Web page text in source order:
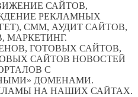
САЙТОВ,
РЕКЛАМНЫХ
СММ, АУДИТ САЙТОВ,
МАРКЕТИНГ.
ГОТОВЫХ САЙТОВ,
САЙТОВ НОВОСТЕЙ
С
ДОМЕНАМИ.
НА НАШИХ САЙТАХ.